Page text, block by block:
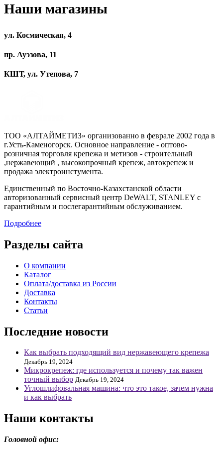
Наши магазины
ул. Космическая, 4
пр. Ауэзова, 11
КШТ, ул. Утепова, 7
ТОО «АЛТАЙМЕТИЗ» организованно в феврале 2002 года в
г.Усть-Каменогорск. Основное направление - оптово-
розничная торговля крепежа и метизов - строительный
,нержавеющий , высокопрочный крепеж, автокрепеж и
продажа электроинстумента.
Единственный по Восточно-Казахстанской области
авторизованный сервисный центр DeWALT, STANLEY с
гарантийным и послегарантийным обслуживанием.
Подробнее
Разделы сайта
О компании
Каталог
Оплата/доставка из России
Доставка
Контакты
Статьи
Последние новости
Как выбрать подходящий вид нержавеющего крепежа
Декабрь 19, 2024
Микрокрепеж: где используется и почему так важен
точный выбор Декабрь 19, 2024
Углошлифовальная машина: что это такое, зачем нужна
и как выбрать
Наши контакты
Головной офис: